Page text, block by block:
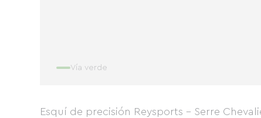
Vía verde
Esquí de precisión Reysports - Serre